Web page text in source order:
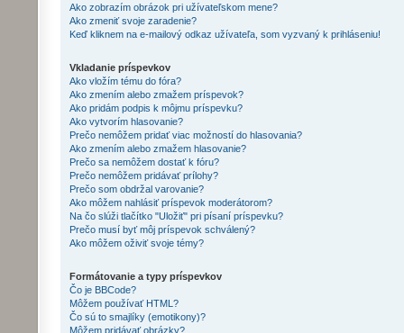
Ako zobrazím obrázok pri užívateľskom mene?
Ako zmeniť svoje zaradenie?
Keď kliknem na e-mailový odkaz užívateľa, som vyzvaný k prihláseniu!
Vkladanie príspevkov
Ako vložím tému do fóra?
Ako zmením alebo zmažem príspevok?
Ako pridám podpis k môjmu príspevku?
Ako vytvorím hlasovanie?
Prečo nemôžem pridať viac možností do hlasovania?
Ako zmením alebo zmažem hlasovanie?
Prečo sa nemôžem dostať k fóru?
Prečo nemôžem pridávať prílohy?
Prečo som obdržal varovanie?
Ako môžem nahlásiť príspevok moderátorom?
Na čo slúži tlačítko "Uložiť" pri písaní príspevku?
Prečo musí byť môj príspevok schválený?
Ako môžem oživiť svoje témy?
Formátovanie a typy príspevkov
Čo je BBCode?
Môžem používať HTML?
Čo sú to smajlíky (emotikony)?
Môžem pridávať obrázky?